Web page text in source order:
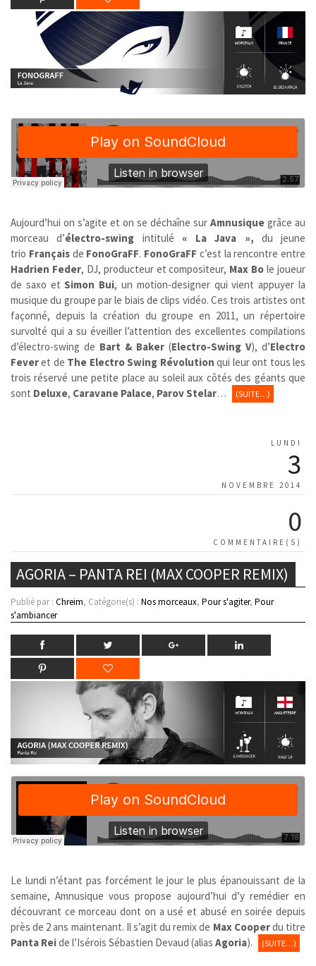
Aujourd’hui on s’agite et on se déchaîne sur Amnusique grâce au
morceau d’électro-swing intitulé « La Java », du jeune
trio Français de FonoGraFF. FonoGraFF c’est la rencontre entre
Hadrien Feder, DJ, producteur et compositeur, Max Bo le joueur
de saxo etSimon Bui, un motion-designer qui vient appuyer la
musique du groupe par le biais de clips vidéo. Ces trois artistes ont
façonné, depuis la création du groupe en 2011, un répertoire
survolté qui a su éveiller l’attention des excellentes compilations
d’électro-swing de Bart & Baker (Electro-Swing V), d’Electro
Feveret de The Electro Swing Révolution qui leur ont tous les
trois réservé une petite place au soleil aux côtés des géants que
sont Deluxe, Caravane Palace, Parov Stelar… (SUITE…)
LUNDI
3
NOVEMBRE 2014
0
COMMENTAIRE(S)
AGORIA – PANTA REI (MAX COOPER REMIX)
Publié par : Chreim, Catégorie(s) : Nos morceaux, Pour s'agiter, Pour
s'ambiancer
Le lundi n’étant pas forcément le jour le plus épanouissant de la
semaine, Amnusique vous propose aujourd’hui d’y remédier en
découvrant ce morceau dont on a usé et abusé en soirée depuis
près de 2 ans maintenant. Il s’agit du remix de Max Cooperdu titre
Panta Reide l’Isérois Sébastien Devaud (alias Agoria). (SUITE…)